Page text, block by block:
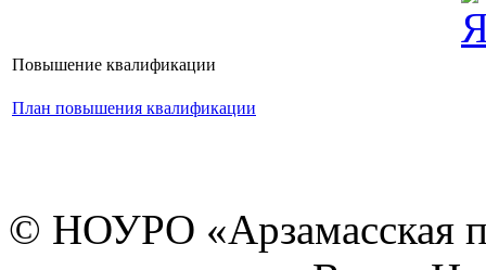
Повышение квалификации
План повышения квалификации
© НОУРО «Арзамасская